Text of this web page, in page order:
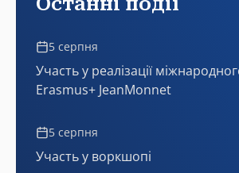
5 серпня
Участь у реалізації
Erasmus+ JeanMonnet
5 серпня
Участь у воркшопі